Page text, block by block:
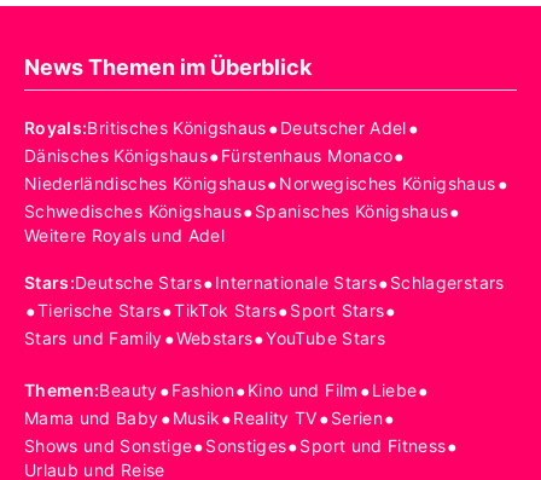
News Themen im Überblick
Royals:Britisches Königshaus•Deutscher Adel•
Dänisches Königshaus•Fürstenhaus Monaco•
Niederländisches Königshaus•Norwegisches Königshaus•
Schwedisches Königshaus•Spanisches Königshaus•
Weitere Royals und Adel
Stars:Deutsche Stars•Internationale Stars•Schlagerstars
•Tierische Stars•TikTok Stars•Sport Stars•
Stars und Family•Webstars•YouTube Stars
Themen:Beauty•Fashion•Kino und Film •Liebe•
Mama und Baby•Musik•Reality TV•Serien•
Shows und Sonstige•Sonstiges•Sport und Fitness•
Urlaub und Reise